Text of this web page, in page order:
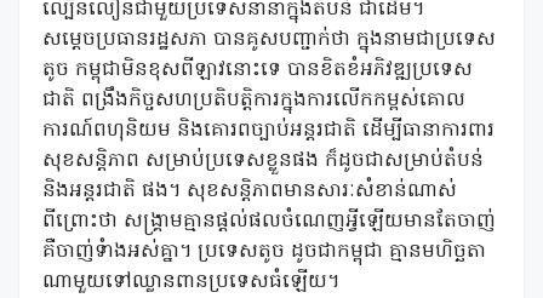
ល្បើនលឿនជាមួយប្រទេសនានាក្នុងតំបន់ ជាដើម។
សម្តេចប្រធានរដ្ឋសភា បានគូសបញ្ជាក់ថា ក្នុងនាមជាប្រទេស
តូច កម្ពុជាមិនខុសពីឡាវនោះទេ បានខិតខំអភិវឌ្ឍប្រទេស
ជាតិ ពង្រឹងកិច្ចសហប្រតិបត្តិការក្នុងការលើកកម្ពស់គោល
ការណ៍ពហុនិយម និងគោរពច្បាប់អន្តរជាតិ ដើម្បីធានាការពារ
សុខសន្តិភាព សម្រាប់ប្រទេសខ្លួនផង ក៏ដូចជាសម្រាប់តំបន់
និងអន្តរជាតិ ផង។ សុខសន្តិភាពមានសារៈសំខាន់ណាស់
ពីព្រោះថា សង្រ្គាមគ្មានផ្តល់ផលចំណេញអ្វីឡើយមានតែចាញ់
គឺចាញ់ទំាងអស់គ្នា។ ប្រទេសតូច ដូចជាកម្ពុជា គ្មានមហិច្ឆតា
ណាមួយទៅឈ្លានពានប្រទេសធំឡើយ។